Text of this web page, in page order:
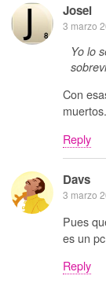
Josei
3 marzo
Yo lo
Con
muertos.
Reply
Davs
3 marzo
Pues
es un
Reply